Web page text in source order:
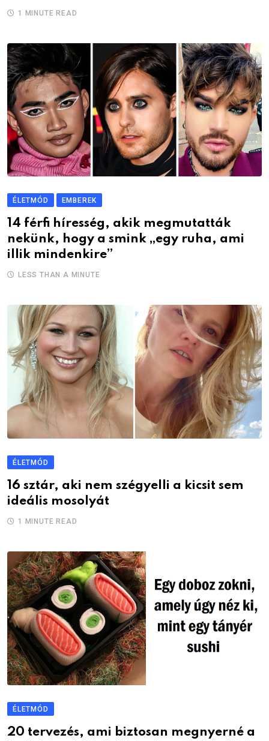
1 MINUTE READ
ÉLETMÓD EMBEREK
14 férfi híresség, akik megmutatták
nekünk, hogy a smink „egy ruha, ami
illik mindenkire”
LESS THAN A MINUTE
ÉLETMÓD
16 sztár, aki nem szégyelli a kicsit sem
ideális mosolyát
1 MINUTE READ
ÉLETMÓD
20 tervezés, ami biztosan megnyerné a